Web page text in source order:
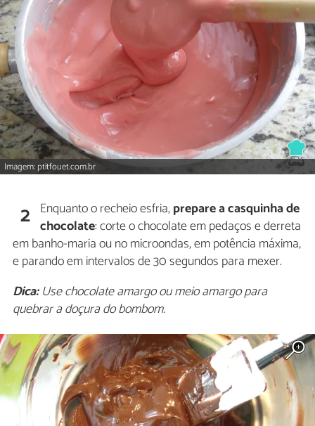
Imagem: ptitfouet.com.br
2 Enquanto o recheio esfria,prepare a casquinha de
chocolate: corte o chocolate em pedaços e derreta
em banho-maria ou no microondas, em potência máxima,
e parando em intervalos de 30 segundos para mexer.
Dica:Use chocolate amargo ou meio amargo para
quebrar a doçura do bombom.